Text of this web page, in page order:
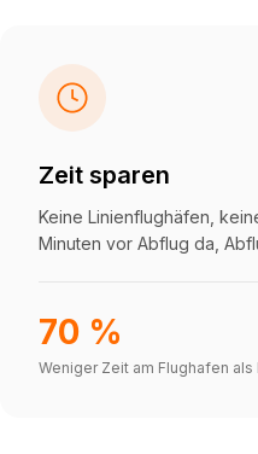
Zeit sparen
Keine Linienflughäfen,
Minuten vor Abflug da,
70 %
Weniger Zeit am Flughafen als